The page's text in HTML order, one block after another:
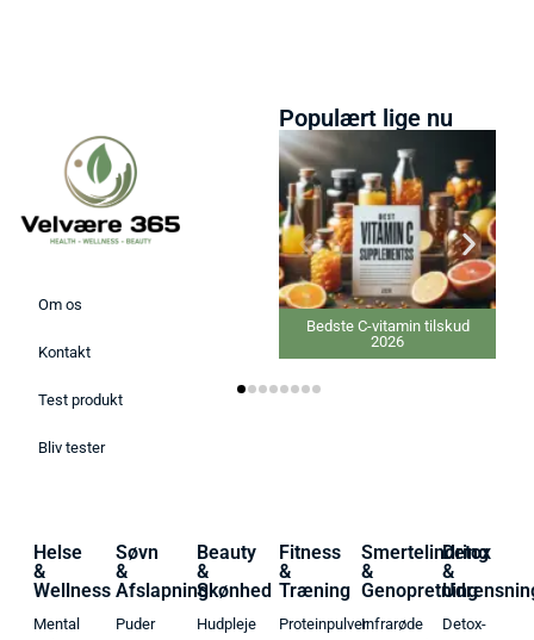
Om os
Kontakt
Test produkt
Bliv tester
Populært lige nu
Bedste C-vitamin tilskud
2026
Helse
&
Wellness
Mental
Søvn
&
Afslapning
Puder
Beauty
&
Skønhed
Hudpleje
Fitness
&
Træning
Proteinpulver
Smertelindring
&
Genopretning
Infrarøde
Detox
&
Detox-